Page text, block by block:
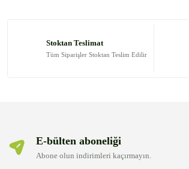
Ürün bilgilerinde hatalar bulunuyor.
Stoktan Teslimat
Tüm Siparişler Stoktan Teslim Edilir
E-bülten aboneliği
Abone olun indirimleri kaçırmayın.